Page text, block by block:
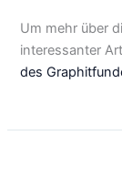
Um mehr über
interessanter
des